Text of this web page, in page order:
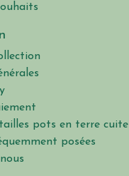
pots en terre cuite
posées